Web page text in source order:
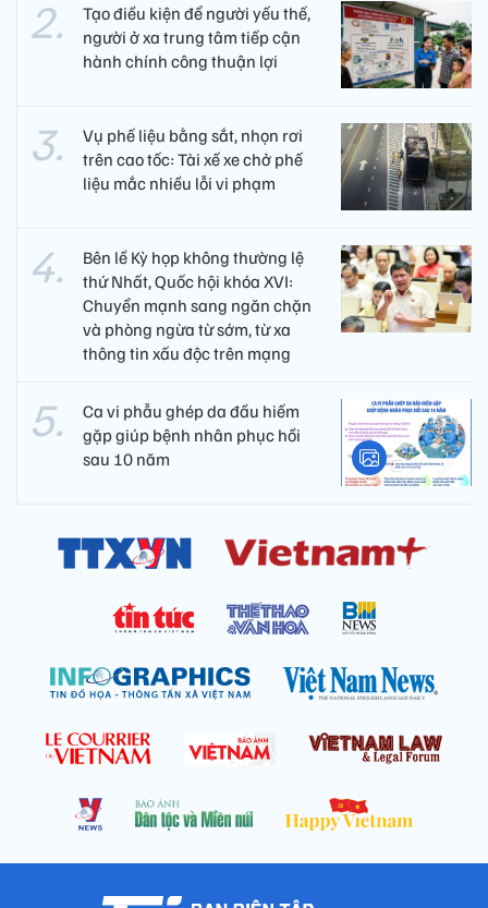
Tạo điều kiện để người yếu thế,
người ở xa trung tâm tiếp cận
hành chính công thuận lợi
Vụ phế liệu bằng sắt, nhọn rơi
trên cao tốc: Tài xế xe chở phế
liệu mắc nhiều lỗi vi phạm
Bên lề Kỳ họp không thường lệ
thứ Nhất, Quốc hội khóa XVI:
Chuyển mạnh sang ngăn chặn
và phòng ngừa từ sớm, từ xa
thông tin xấu độc trên mạng
Ca vi phẫu ghép da đầu hiếm
gặp giúp bệnh nhân phục hồi
sau 10 năm